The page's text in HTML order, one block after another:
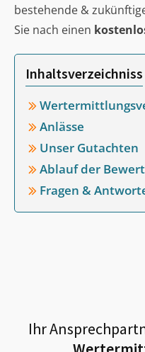
bestehende &
Sie nach einen
Inhaltsverzeichniss
Anlässe
Unser Gutachten
Ablauf der
Fragen &
Ihr